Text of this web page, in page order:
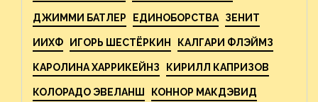
ДЖИММИ БАТЛЕР ЕДИНОБОРСТВА ЗЕНИТ
ИИХФ ИГОРЬ ШЕСТЁРКИН КАЛГАРИ ФЛЭЙМЗ
КАРОЛИНА ХАРРИКЕЙНЗ КИРИЛЛ КАПРИЗОВ
КОЛОРАДО ЭВЕЛАНШ КОННОР МАКДЭВИД